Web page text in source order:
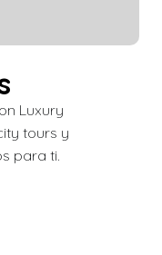
Luxury
tours y
para ti.